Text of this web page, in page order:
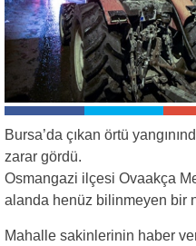
Bursa’da çıkan örtü
zarar gördü.
Osmangazi ilçesi Ovaakça
alanda henüz bilinmeyen bir
Mahalle sakinlerinin haber